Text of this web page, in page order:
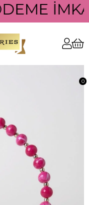
0